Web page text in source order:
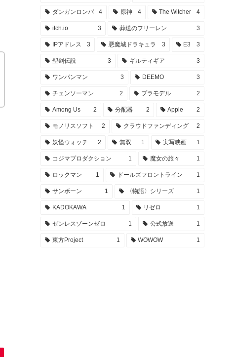
ダンガンロンパ 4 原神 4 The Witcher 4
itch.io 3 葬送のフリーレン 3
IPアドレス 3 悪魔城ドラキュラ 3 E3 3
聖剣伝説 3 ギルティギア 3
ワンパンマン 3 DEEMO 3
チェンソーマン 2 プラモデル 2
Among Us 2 分配器 2 Apple 2
モノリスソフト 2 クラウドファンディング 2
妖怪ウォッチ 2 無双 1 実写映画 1
コジマプロダクション 1 魔女の旅々 1
ロックマン 1 ドールズフロントライン 1
サンボーン 1 〈物語〉シリーズ 1
KADOKAWA 1 リゼロ 1
ゼンレスゾーンゼロ 1 公式放送 1
東方Project 1 WOWOW 1